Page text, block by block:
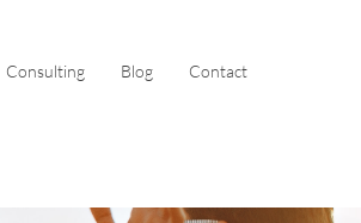
Consulting Blog Contact